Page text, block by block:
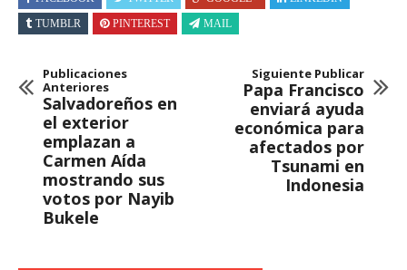
TUMBLR
PINTEREST MAIL
Publicaciones
Anteriores
Salvadoreños en
el exterior
emplazan a
Carmen Aída
mostrando sus
votos por Nayib
Bukele
Siguiente Publicar
Papa Francisco
enviará ayuda
económica para
afectados por
Tsunami en
Indonesia